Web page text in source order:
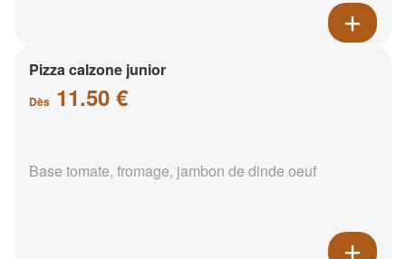
Pizza calzone junior
Dès 11.50 €
Base tomate, fromage, jambon de dinde oeuf